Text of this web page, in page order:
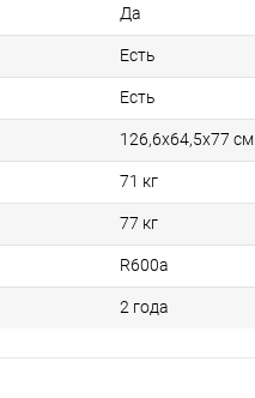
Да
Есть
Есть
126,6х64,5х77 см
71 кг
77 кг
R600a
2 года